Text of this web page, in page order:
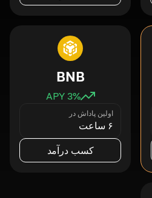
BNB
3% APY
اولین پاداش در
۶ ساعت
کسب درآمد